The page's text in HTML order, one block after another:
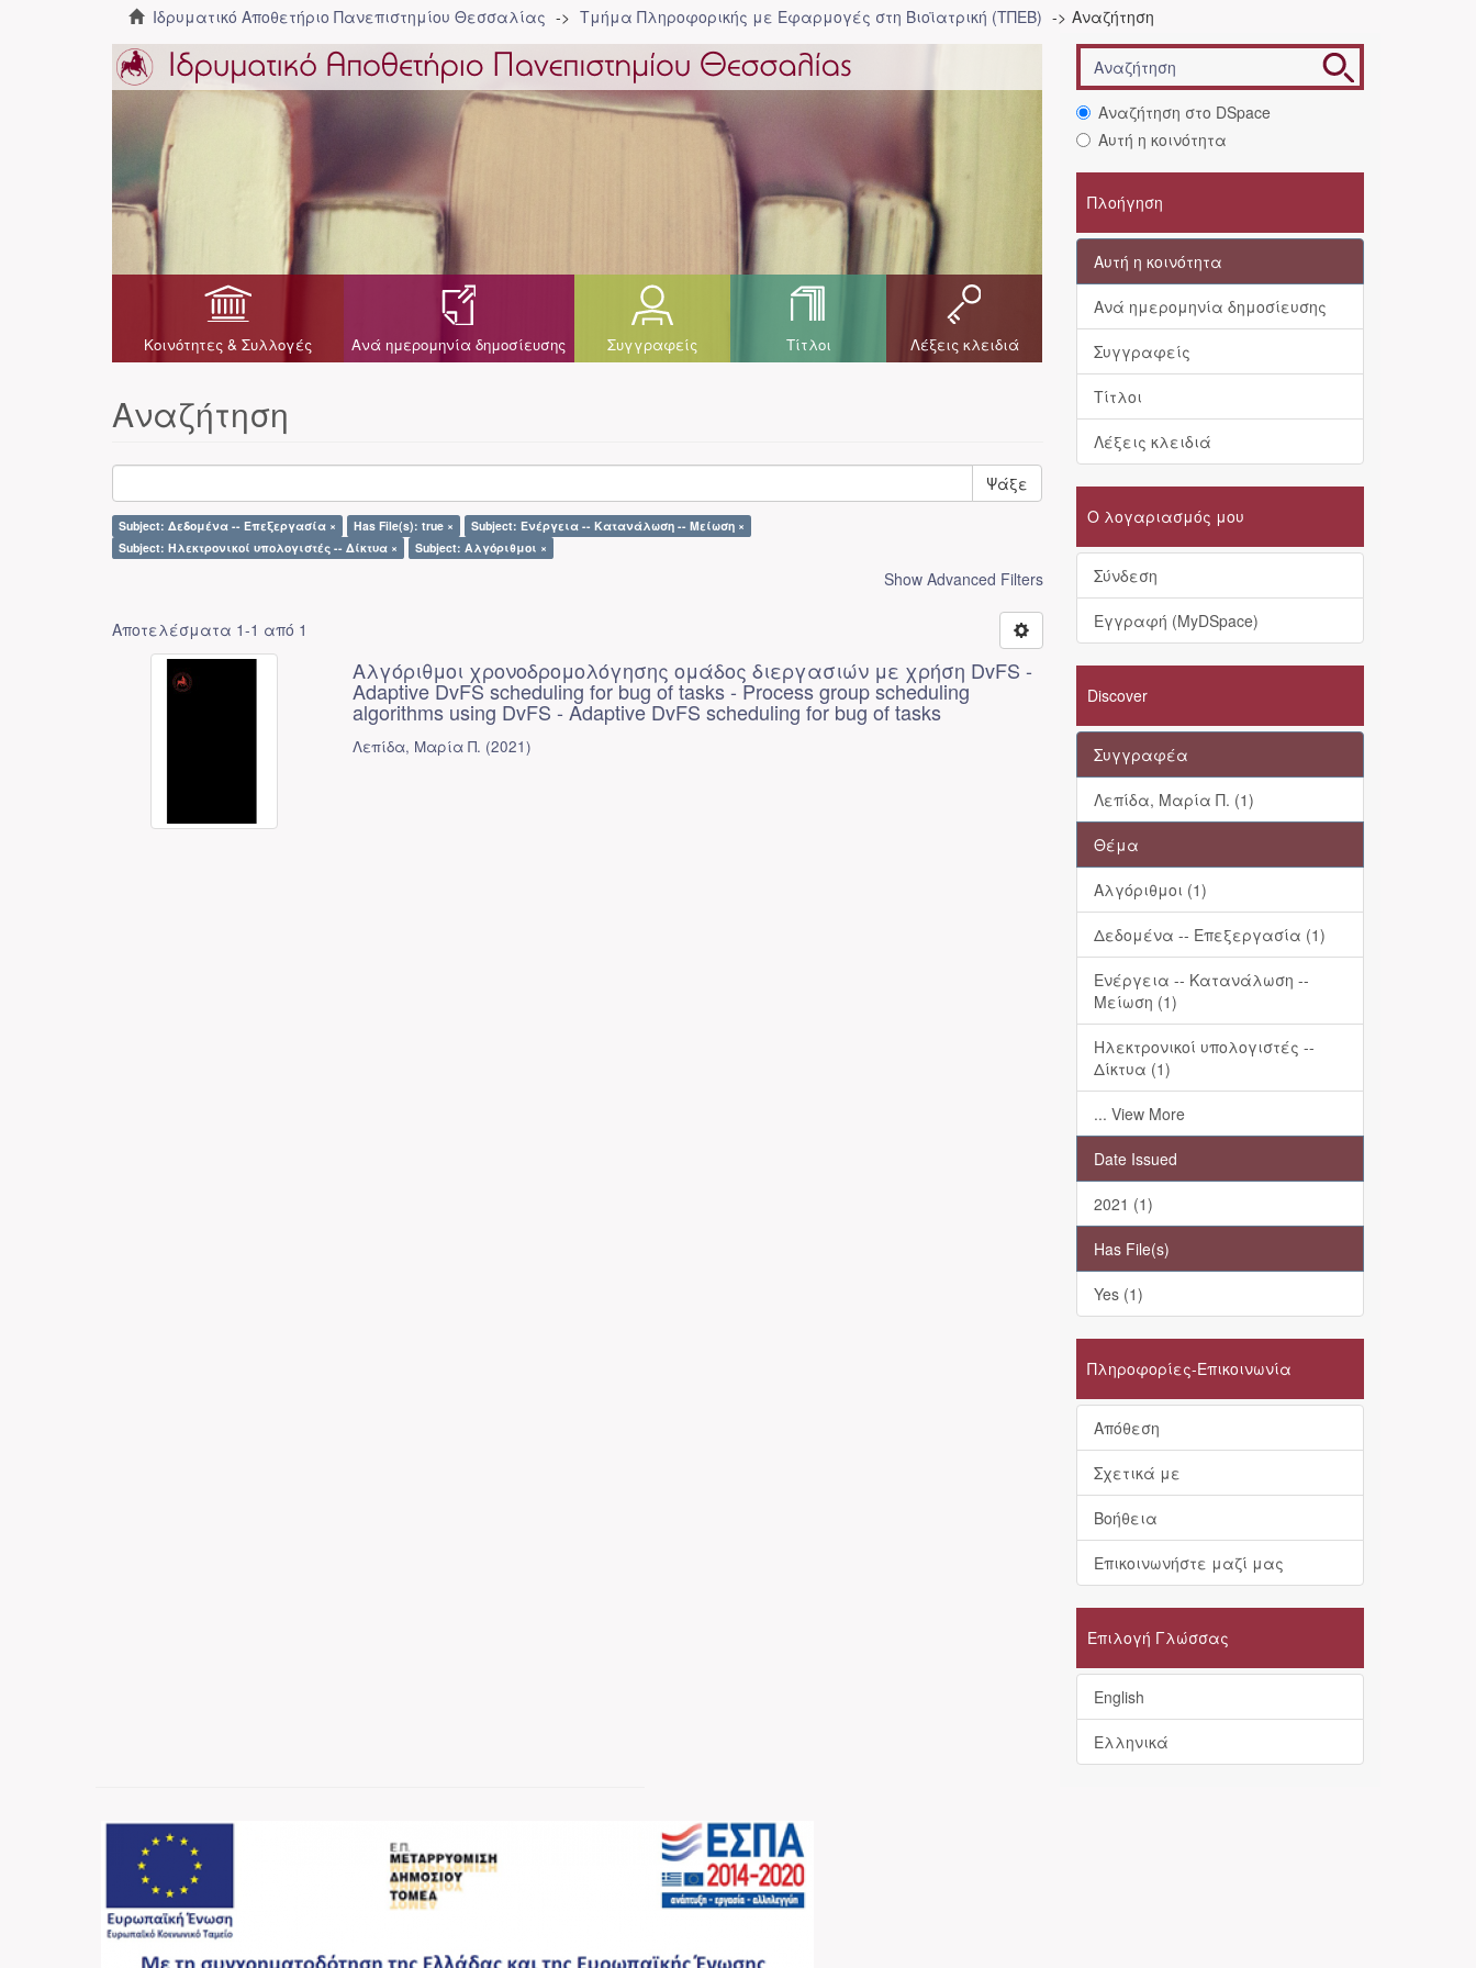
Ιδρυματικό Αποθετήριο Πανεπιστημίου Θεσσαλίας Τμήμα Πληροφορικής με Εφαρμογές στη Βιοϊατρική (ΤΠΕΒ) Αναζήτηση
Κοινότητες & Συλλογές Ανά ημερομηνία δημοσίευσης Συγγραφείς Τίτλοι Λέξεις κλειδιά
Αναζήτηση
Ψάξε
Subject: Δεδομένα -- Επεξεργασία × Has File(s): true ×
Subject: Ενέργεια -- Κατανάλωση -- Μείωση ×
Subject: Ηλεκτρονικοί υπολογιστές -- Δίκτυα ×
Subject: Αλγόριθμοι ×
Show Advanced Filters
Αποτελέσματα 1-1 από 1
Αλγόριθμοι χρονοδρομολόγησης ομάδος διεργασιών με χρήση DvFS -
Adaptive DvFS scheduling for bug of tasks - Process group scheduling
algorithms using DvFS - Adaptive DvFS scheduling for bug of tasks
Λεπίδα, Μαρία Π. (2021)
Αναζήτηση στο DSpace
Αυτή η κοινότητα
Πλοήγηση
Αυτή η κοινότητα
Ανά ημερομηνία δημοσίευσης
Συγγραφείς
Τίτλοι
Λέξεις κλειδιά
Ο λογαριασμός μου
Σύνδεση
Εγγραφή (MyDSpace)
Discover
Συγγραφέα
Λεπίδα, Μαρία Π. (1)
Θέμα
Αλγόριθμοι (1)
Δεδομένα -- Επεξεργασία (1)
Ενέργεια -- Κατανάλωση --
Μείωση (1)
Ηλεκτρονικοί υπολογιστές --
Δίκτυα (1)
... View More
Date Issued
2021 (1)
Has File(s)
Yes (1)
Πληροφορίες-Επικοινωνία
Απόθεση
Σχετικά με
Βοήθεια
Επικοινωνήστε μαζί μας
Επιλογή Γλώσσας
English
Ελληνικά